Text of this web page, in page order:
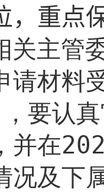
，重点
关主管
请材料
要认
并在
况及下